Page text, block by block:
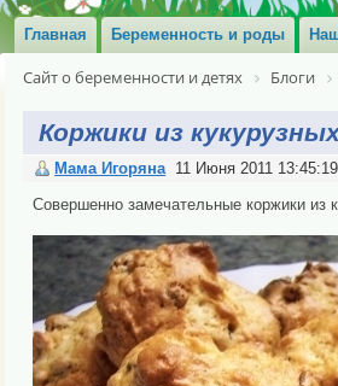
Главная Беременность и роды
Сайт о беременности и детях Блоги
Коржики из
Мама Игоряна 11 Июня 2011 13:45:19
Совершенно замечательные коржики из